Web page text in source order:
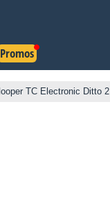
Promos
TC Electronic Ditto 2